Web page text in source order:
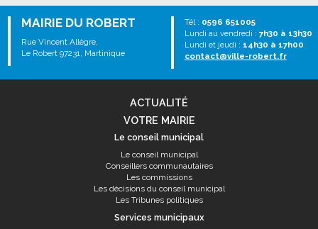
MAIRIE DU ROBERT
Rue Vincent Allègre,
Le Robert 97231, Martinique
Tél : 0596 651005
Lundi au vendredi : 7h30 à 13h30
Lundi et jeudi : 14h30 à 17h00
contact@ville-robert.fr
ACTUALITÉ
VOTRE MAIRIE
Le conseil municipal
Le conseil municipal
Conseillers communautaires
Les commissions
Les décisions du conseil municipal
Les Tribunes politiques
Services municipaux